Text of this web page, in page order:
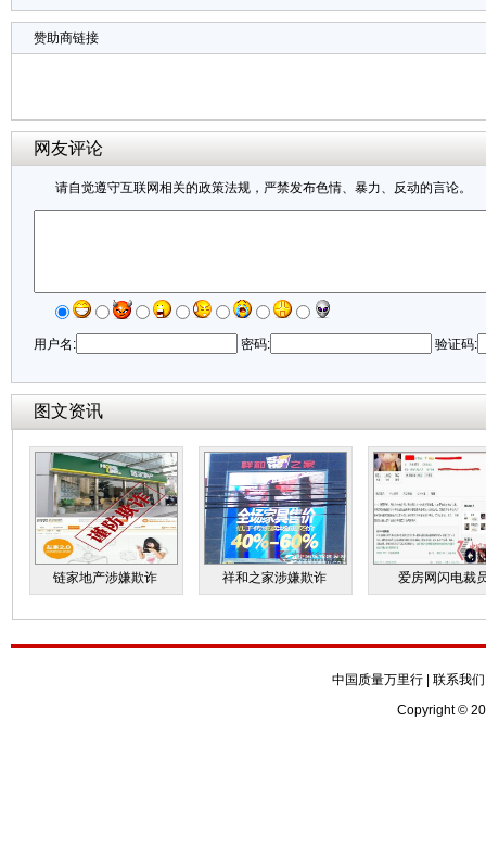
赞助商链接
网友评论
请自觉遵守互联网相关的政策法规，严禁发布色情、暴力、反动的言论。
用户名: 密码: 验证码:
图文资讯
链家地产涉嫌欺诈 祥和之家涉嫌欺诈 爱房网闪电裁
中国质量万里行| 联系我们
Copyright ©